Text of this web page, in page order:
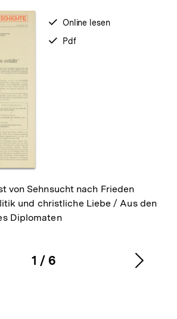
verfügbar
zum
Online lesen
verfügbar
Pdf
von Sehnsucht nach Frieden
und christliche Liebe / Aus den
Diplomaten
Karussellinhalt
1
von
/ 6